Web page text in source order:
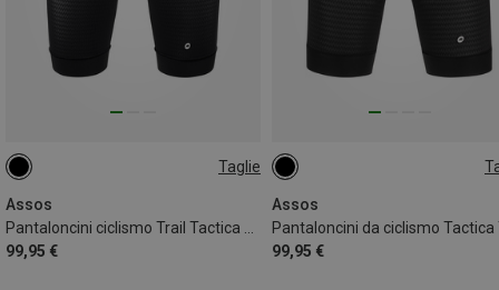
Taglie
Assos
99,95 €
S
Assos
99,95 €
XS